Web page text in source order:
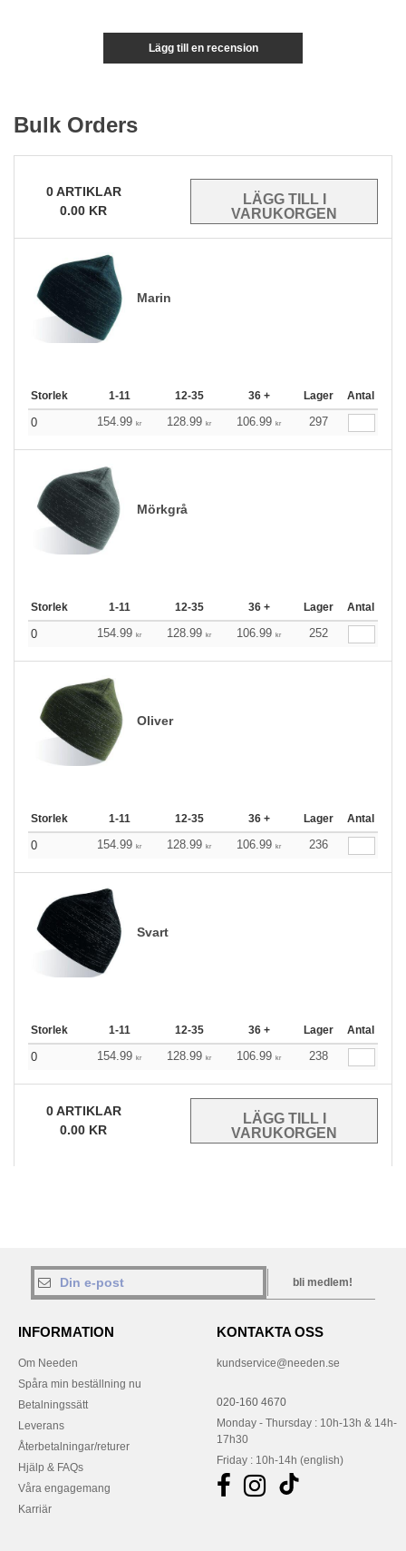
Lägg till en recension
Bulk Orders
0ARTIKLAR
0.00 KR
Marin
Storlek 1-11 12-35 36 + Lager Antal
0 154.99 kr 128.99 kr 106.99 kr 297
Mörkgrå
Storlek 1-11 12-35 36 + Lager Antal
0 154.99 kr 128.99 kr 106.99 kr 252
Oliver
Storlek 1-11 12-35 36 + Lager Antal
0 154.99 kr 128.99 kr 106.99 kr 236
Svart
Storlek 1-11 12-35 36 + Lager Antal
0 154.99 kr 128.99 kr 106.99 kr 238
0ARTIKLAR
0.00 KR
bli medlem!
INFORMATION
Om Needen
Spåra min beställning nu
Betalningssätt
Leverans
Återbetalningar/returer
Hjälp & FAQs
Våra engagemang
Karriär
KONTAKTA OSS
kundservice@needen.se
020-160 4670
Monday - Thursday : 10h-13h & 14h-
17h30
Friday : 10h-14h (english)